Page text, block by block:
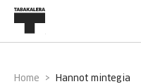
Home hannot mintegia